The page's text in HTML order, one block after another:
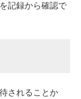
記録から確認で
されることか